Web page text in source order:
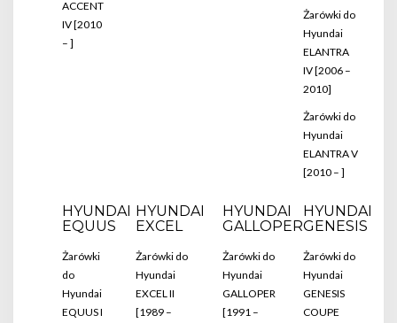
ACCENT
IV [2010
– ]
Żarówki do
Hyundai
ELANTRA
IV [2006 –
2010]
Żarówki do
Hyundai
ELANTRA V
[2010 – ]
HYUNDAI
EQUUS
Żarówki
do
Hyundai
EQUUS I
HYUNDAI
EXCEL
Żarówki do
Hyundai
EXCEL II
[1989 –
HYUNDAI
GALLOPER
Żarówki do
Hyundai
GALLOPER
[1991 –
HYUNDAI
GENESIS
Żarówki do
Hyundai
GENESIS
COUPE